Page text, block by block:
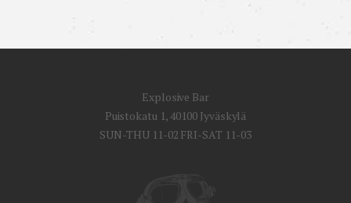
Explosive Bar
Puistokatu 1, 40100 Jyväskylä
SUN-THU 11-02 FRI-SAT 11-03